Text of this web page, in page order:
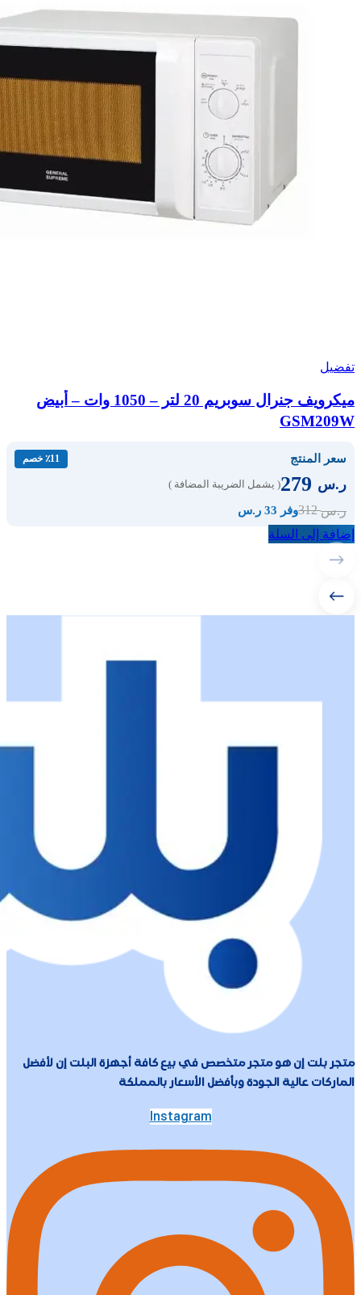
تفضيل
ميكرويف جنرال سوبريم 20 لتر – 1050 وات – أبيض
GSM209W
سعر المنتج ٪11 خصم
ر.س ( يشمل الضريبة المضافة )
ر.س312 وفر 33 ر.س
إضافة إلى السلة
متجر بلت إن هو متجر متخصص في بيع كافة أجهزة البلت إن لأفضل
الماركات عالية الجودة وبأفضل الأسعار بالمملكة
Instagram